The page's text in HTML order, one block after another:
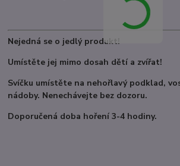
Nejedná se o jedlý produkt!
Umístěte jej mimo dosah dětí a zvířat!
Svíčku umístěte na nehořlavý podklad,
nádoby. Nenechávejte bez dozoru.
Doporučená doba hoření 3-4 hodiny.